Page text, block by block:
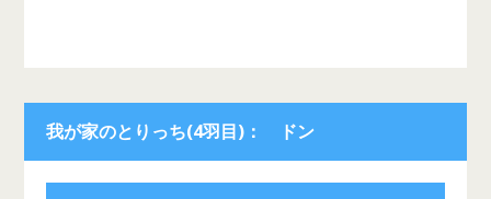
我が家のとりっち(4羽目)： ドン